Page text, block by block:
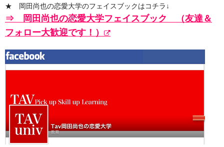
★ 岡田尚也の恋愛大学のフェイスブックはコチラ↓
⇒ 岡田尚也の恋愛大学フェイスブック （友達＆
フォロー大歓迎です！）